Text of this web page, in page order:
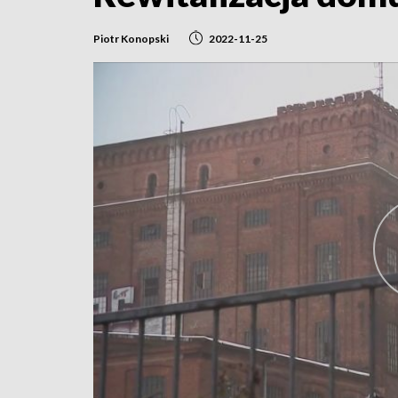
Piotr Konopski 2022-11-25